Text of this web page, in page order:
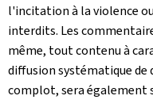
l'incitation à la violence
interdits. Les
même, tout contenu à
diffusion systématique
complot, sera également